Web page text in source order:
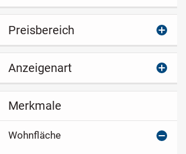
Preisbereich
Anzeigenart
Merkmale
Wohnfläche